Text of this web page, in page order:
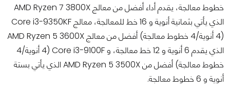
خطوط معالجة، يقدم أداء أفضل من معالج AMD Ryzen 7 3800X
الذي يأتي بثمانية أنوية و 16 خط للمعالجة، معالج Core i3-9350KF
(4 أنوية/4 خطوط معالجة) أفضل من معالج AMD Ryzen 5 3600X
الذي يقدم 6 أنوية و 12 خط معالجة، و Core i3-9100F (4 أنوية/4
خطوط معالجة) أفضل من AMD Ryzen 5 3500X الذي يأتي بستة
أنوية و 6 خطوط معالجة.